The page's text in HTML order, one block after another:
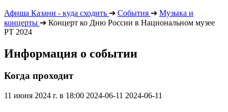
Афиша Казани - куда сходить ➔ События ➔ Музыка и
концерты ➔ Концерт ко Дню России в Национальном музее
РТ 2024
Информация о событии
Когда проходит
11 июня 2024 г. в 18:00 2024-06-11 2024-06-11